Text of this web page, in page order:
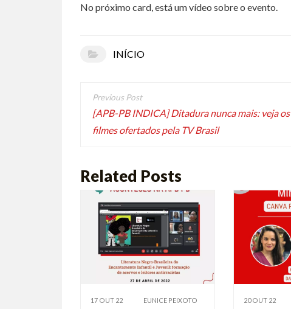
No próximo card, está um vídeo sobre o evento.
INÍCIO
[APB-PB INDICA] Ditadura nunca mais: veja os
filmes ofertados pela TV Brasil
Related Posts
17 OUT 22 EUNICE PEIXOTO 20 OUT 22